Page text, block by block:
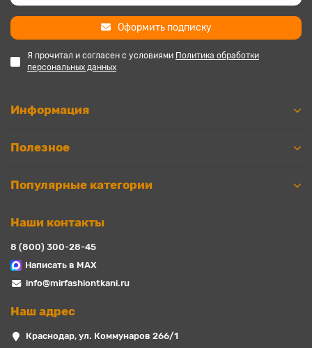
Оформить подписку
Я прочитал и согласен с условиями Политика обработки
персональных данных
Информация
Полезное
Популярные категории
Наши контакты
8 (800) 300-28-45
Написать в MAX
info@mirfashiontkani.ru
Наш адрес
Краснодар, ул. Коммунаров 266/1